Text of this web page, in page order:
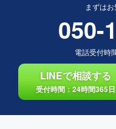
まずは
050-
電話受付時
LINEで相談する
受付時間：24時間365日